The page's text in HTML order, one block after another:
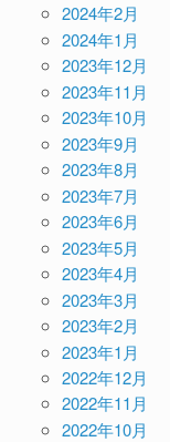
2024年2月
2024年1月
2023年12月
2023年11月
2023年10月
2023年9月
2023年8月
2023年7月
2023年6月
2023年5月
2023年4月
2023年3月
2023年2月
2023年1月
2022年12月
2022年11月
2022年10月